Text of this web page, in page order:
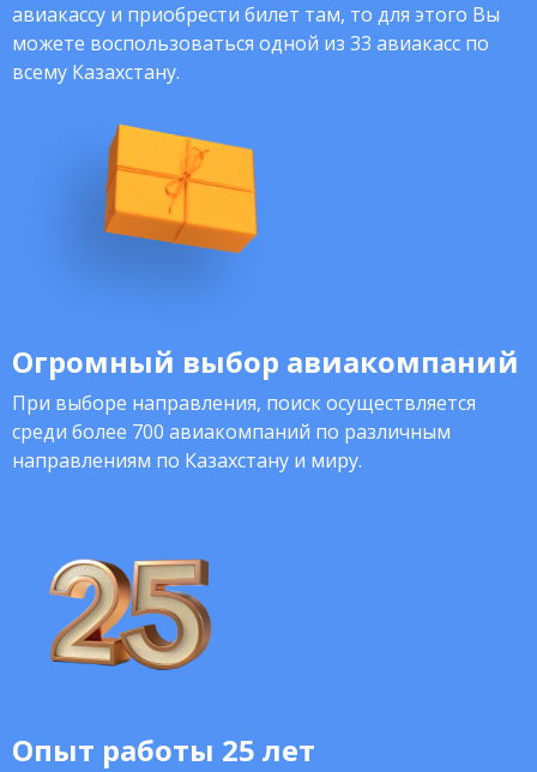
авиакассу и приобрести билет там, то для этого Вы
можете воспользоваться одной из 33 авиакасс по
всему Казахстану.
Огромный выбор авиакомпаний
При выборе направления, поиск осуществляется
среди более 700 авиакомпаний по различным
направлениям по Казахстану и миру.
Опыт работы 25 лет